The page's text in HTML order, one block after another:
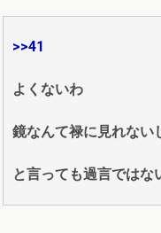
>>41
よくないわ
鏡なんて禄に見れない
と言っても過言ではな